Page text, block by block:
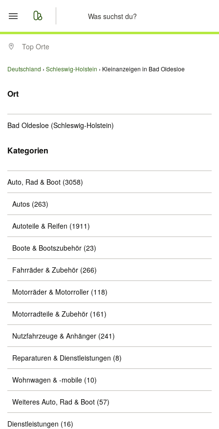
Start
Merkliste
Anzeige aufgeben
Top Orte
Deutschland Schleswig-Holstein Kleinanzeigen in Bad Oldesloe
Ort
Bad Oldesloe (Schleswig-Holstein)
Kategorien
Auto, Rad & Boot (3058)
Autos (263)
Autoteile & Reifen (1911)
Boote & Bootszubehör (23)
Fahrräder & Zubehör (266)
Motorräder & Motorroller (118)
Motorradteile & Zubehör (161)
Nutzfahrzeuge & Anhänger (241)
Reparaturen & Dienstleistungen (8)
Wohnwagen & -mobile (10)
Weiteres Auto, Rad & Boot (57)
Dienstleistungen (16)